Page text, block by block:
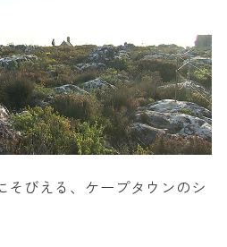
そびえる、ケープタウンのシ